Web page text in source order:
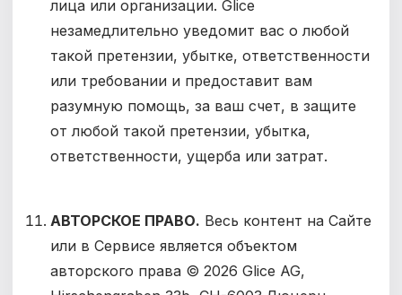
лица или организации. Glice
незамедлительно уведомит вас о любой
такой претензии, убытке, ответственности
или требовании и предоставит вам
разумную помощь, за ваш счет, в защите
от любой такой претензии, убытка,
ответственности, ущерба или затрат.
АВТОРСКОЕ ПРАВО. Весь контент на Сайте
или в Сервисе является объектом
авторского права © 2026 Glice AG,